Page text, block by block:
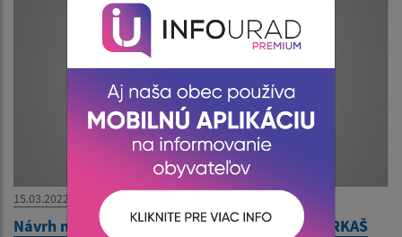
15.03.2022
Návrh na zrušenie trvalého pobytu - Milan FARKAŠ